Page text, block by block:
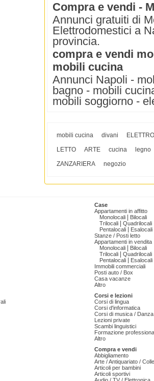
Compra e vendi -
Annunci gratuiti di
Elettrodomestici a
provincia.
compra e vendi
mobili cucina
Annunci Napoli -
bagno - mobili
mobili soggiorno -
mobili cucina divani
LETTO
ARTE cucina
legno
ZANZARIERA
negozio
Case
Appartamenti in affitto
Monolocali
Bilocali
Trilocali
Quadrilocali
Pentalocali
Esalocali
Stanze / Posti letto
Appartamenti in vendita
Monolocali
Bilocali
Trilocali
Quadrilocali
Pentalocali
Esalocali
Immobili commerciali
Posti auto / Box
Casa vacanze
Altro
Corsi e lezioni
Corsi di lingua
Corsi d'informatica
Corsi di musica /
Lezioni private
Scambi linguistici
Formazione
Altro
Compra e vendi
Abbigliamento
Arte / Antiquariato /
Articoli per bambini
Articoli sportivi